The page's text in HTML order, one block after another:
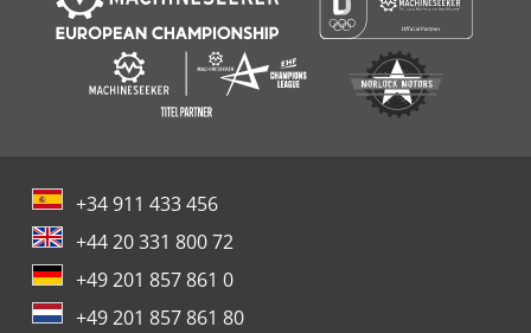
+34 911 433 456
+44 20 331 800 72
+49 201 857 861 0
+49 201 857 861 80